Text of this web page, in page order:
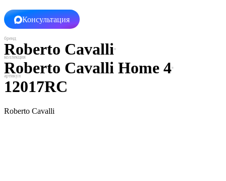
Консультация
Roberto Cavalli
Roberto Cavalli Home 4
12017RC
Roberto Cavalli